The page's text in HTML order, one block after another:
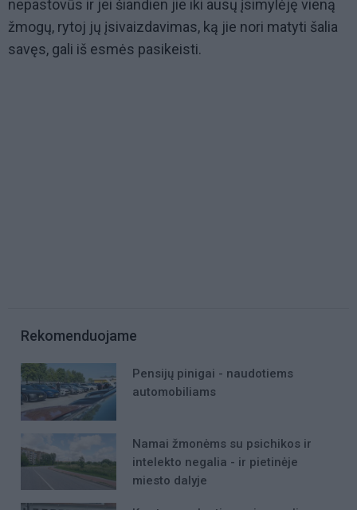
nepastovūs ir jei šiandien jie iki ausų įsimylėję vieną
žmogų, rytoj jų įsivaizdavimas, ką jie nori matyti šalia
savęs, gali iš esmės pasikeisti.
Rekomenduojame
Pensijų pinigai - naudotiems
automobiliams
Namai žmonėms su psichikos ir
intelekto negalia - ir pietinėje
miesto dalyje